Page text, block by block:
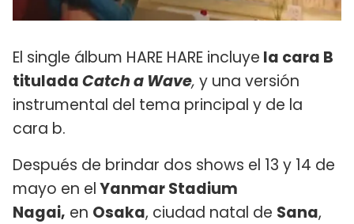
El single álbum HARE HARE incluye la cara B
tituladaCatch a Wave, y una versión
instrumental del tema principal y de la
cara b.
Después de brindar dos shows el 13 y 14 de
mayo en elYanmar Stadium
Nagai, en Osaka, ciudad natal de Sana,